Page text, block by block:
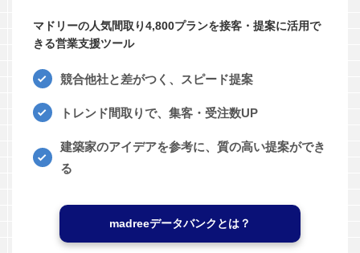
マドリーの人気間取り4,800プランを接客・提案に活用で
きる営業支援ツール
競合他社と差がつく、スピード提案
トレンド間取りで、集客・受注数UP
建築家のアイデアを参考に、質の高い提案ができ
る
madreeデータバンクとは？